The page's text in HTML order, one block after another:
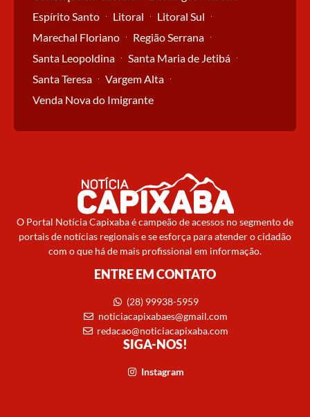
Espírito Santo
Litoral
Litoral Sul
Marechal Floriano
Região Serrana
Santa Leopoldina
Santa Maria de Jetibá
Santa Teresa
Vargem Alta
Venda Nova do Imigrante
O Portal Notícia Capixaba é campeão de acessos no segmento de
portais de notícias regionais e se esforça para atender o cidadão
com o que há de mais profissional em informação.
ENTRE EM CONTATO
(28) 99938-5959
noticiacapixabaes@gmail.com
redacao@noticiacapixaba.com
SIGA-NOS!
Instagram